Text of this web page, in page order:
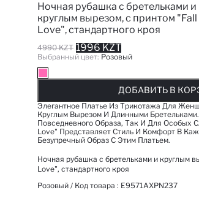
Ночная рубашка с бретельками и
круглым вырезом, с принтом "Fall
Love", стандартного кроя
4990 KZT 1996 KZT
Выбранный цвет: Розовый
ДОБАВИТЬ В
Элегантное Платье Из Трикотажа Для
Круглым Вырезом И Длинными
Повседневного Образа, Так И Для Особых
Love" Представляет Стиль И Комфорт В
Безупречный Образ С Этим Платьем.
Ночная рубашка с бретельками и круглым
Love", стандартного кроя
Розовый / Код товара : E9571AXPN237